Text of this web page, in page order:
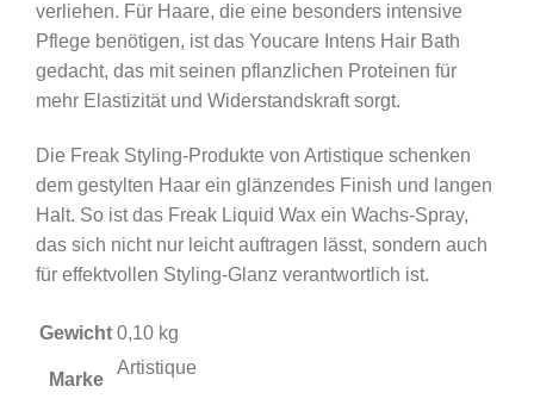
verliehen. Für Haare, die eine besonders intensive
Pflege benötigen, ist das Youcare Intens Hair Bath
gedacht, das mit seinen pflanzlichen Proteinen für
mehr Elastizität und Widerstandskraft sorgt.
Die Freak Styling-Produkte von Artistique schenken
dem gestylten Haar ein glänzendes Finish und langen
Halt. So ist das Freak Liquid Wax ein Wachs-Spray,
das sich nicht nur leicht auftragen lässt, sondern auch
für effektvollen Styling-Glanz verantwortlich ist.
Gewicht 0,10 kg
Marke
Artistique